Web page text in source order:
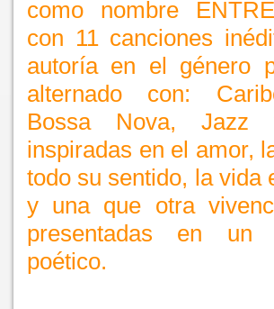
como nombre
con 11 canciones
autoría en el género
alternado con:
Bossa Nova, Jazz
inspiradas en el amor,
todo su sentido, la vida
y una que otra
presentadas en un
poético.